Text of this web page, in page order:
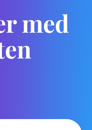
med